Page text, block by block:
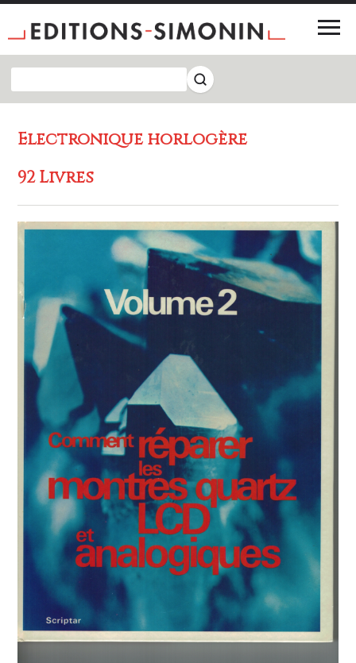
Electronique horlogère
92 Livres